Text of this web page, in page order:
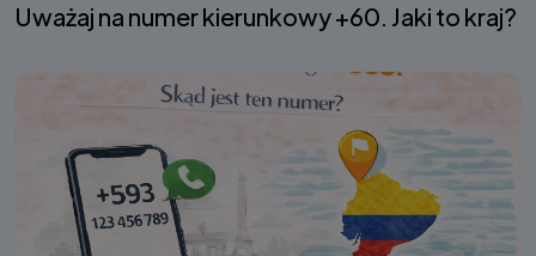
Uważaj na numer kierunkowy +60. Jaki to kraj?